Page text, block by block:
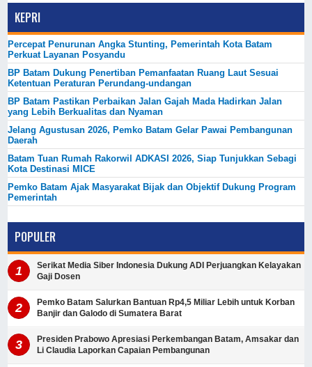
KEPRI
Percepat Penurunan Angka Stunting, Pemerintah Kota Batam
Perkuat Layanan Posyandu
BP Batam Dukung Penertiban Pemanfaatan Ruang Laut Sesuai
Ketentuan Peraturan Perundang-undangan
BP Batam Pastikan Perbaikan Jalan Gajah Mada Hadirkan Jalan
yang Lebih Berkualitas dan Nyaman
Jelang Agustusan 2026, Pemko Batam Gelar Pawai Pembangunan
Daerah
Batam Tuan Rumah Rakorwil ADKASI 2026, Siap Tunjukkan Sebagi
Kota Destinasi MICE
Pemko Batam Ajak Masyarakat Bijak dan Objektif Dukung Program
Pemerintah
POPULER
Serikat Media Siber Indonesia Dukung ADI Perjuangkan Kelayakan
Gaji Dosen
Pemko Batam Salurkan Bantuan Rp4,5 Miliar Lebih untuk Korban
Banjir dan Galodo di Sumatera Barat
Presiden Prabowo Apresiasi Perkembangan Batam, Amsakar dan
Li Claudia Laporkan Capaian Pembangunan